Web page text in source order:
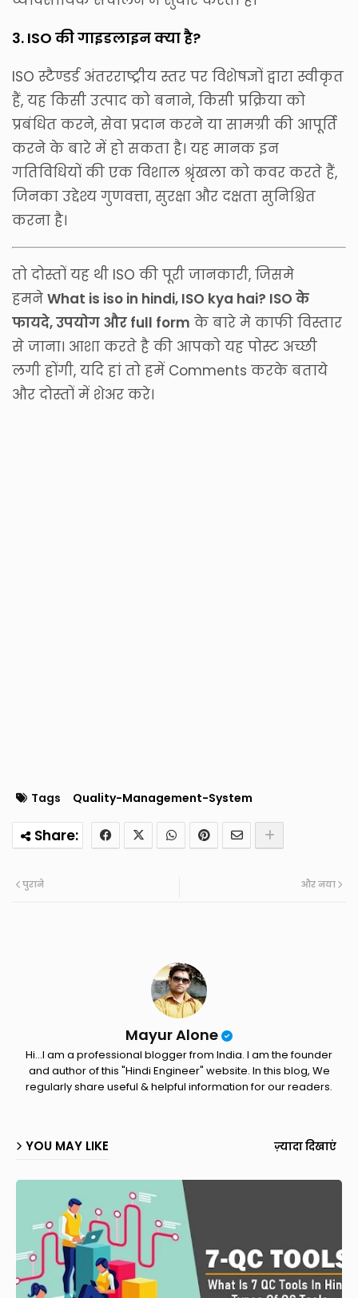
3. ISO की गाइडलाइन क्या है?
ISO स्टैण्डर्ड अंतरराष्ट्रीय स्तर पर विशेषज्ञों द्वारा स्वीकृत
हैं, यह किसी उत्पाद को बनाने, किसी प्रक्रिया को
प्रबंधित करने, सेवा प्रदान करने या सामग्री की आपूर्ति
करने के बारे में हो सकता है। यह मानक इन
गतिविधियों की एक विशाल श्रृंखला को कवर करते हैं,
जिनका उद्देश्य गुणवत्ता, सुरक्षा और दक्षता सुनिश्चित
करना है।
तो दोस्तों यह थी ISO की पूरी जानकारी, जिसमे
हमने What is iso in hindi, ISO kya hai? ISO के
फायदे, उपयोग और full form के बारे मे काफी विस्तार
से जाना। आशा करते है की आपको यह पोस्ट अच्छी
लगी होंगी, यदि हां तो हमें Comments करके बताये
और दोस्तों में शेअर करे।
Tags Quality-Management-System
और नया
पुराने
Mayur Alone
Hi...I am a professional blogger from India. I am the founder
and author of this "Hindi Engineer" website. In this blog, We
regularly share useful & helpful information for our readers.
YOU MAY LIKE ज़्यादा दिखाएं